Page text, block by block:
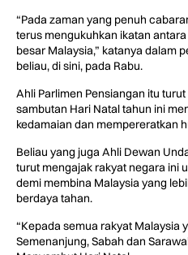
“Pada zaman yang penuh
terus mengukuhkan ikatan
besar Malaysia,” katanya dalam
beliau, di sini, pada Rabu.
Ahli Parlimen Pensiangan itu
sambutan Hari Natal tahun ini
kedamaian dan mempereratkan
Beliau yang juga Ahli Dewan
turut mengajak rakyat negara ini
demi membina Malaysia yang
berdaya tahan.
“Kepada semua rakyat Malaysia
Semenanjung, Sabah dan